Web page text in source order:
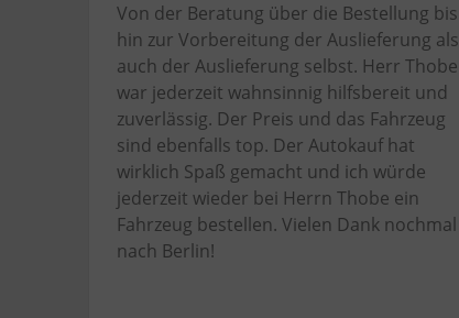
Von der Beratung über die Bestellung bis
hin zur Vorbereitung der Auslieferung als
auch der Auslieferung selbst. Herr Thobe
war jederzeit wahnsinnig hilfsbereit und
zuverlässig. Der Preis und das Fahrzeug
sind ebenfalls top. Der Autokauf hat
wirklich Spaß gemacht und ich würde
jederzeit wieder bei Herrn Thobe ein
Fahrzeug bestellen. Vielen Dank nochmal
nach Berlin!